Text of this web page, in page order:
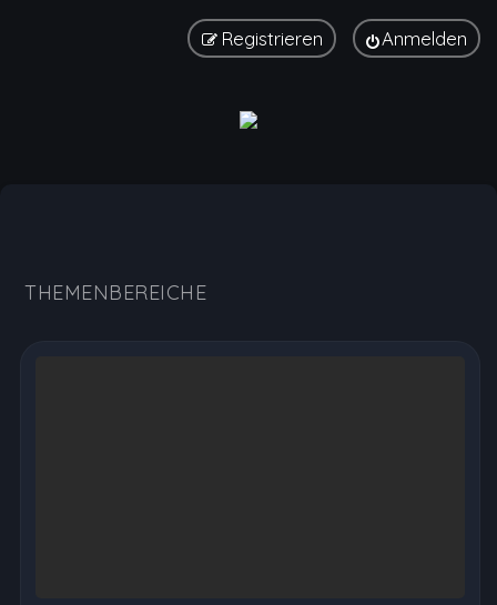
Anmelden
Registrieren